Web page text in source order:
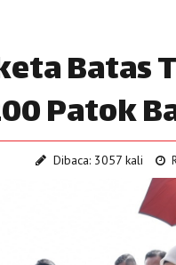
Batas
Patok
Dibaca: 3057 kali